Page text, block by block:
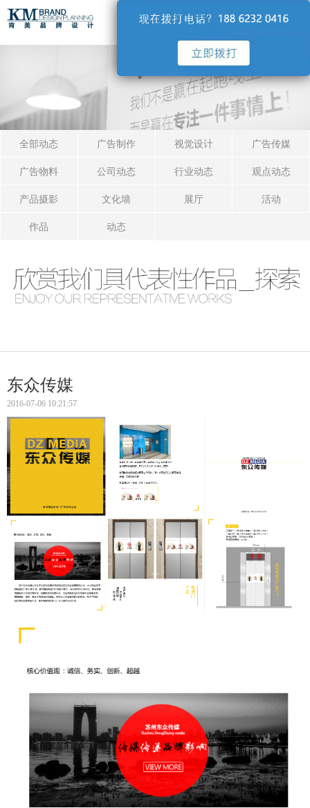
导航
全部动态 广告制作 视觉设计 广告传媒
广告物料 公司动态 行业动态 观点动态
产品摄影 文化墙 展厅 活动
作品 动态
东众传媒
2016-07-06 10:21:57